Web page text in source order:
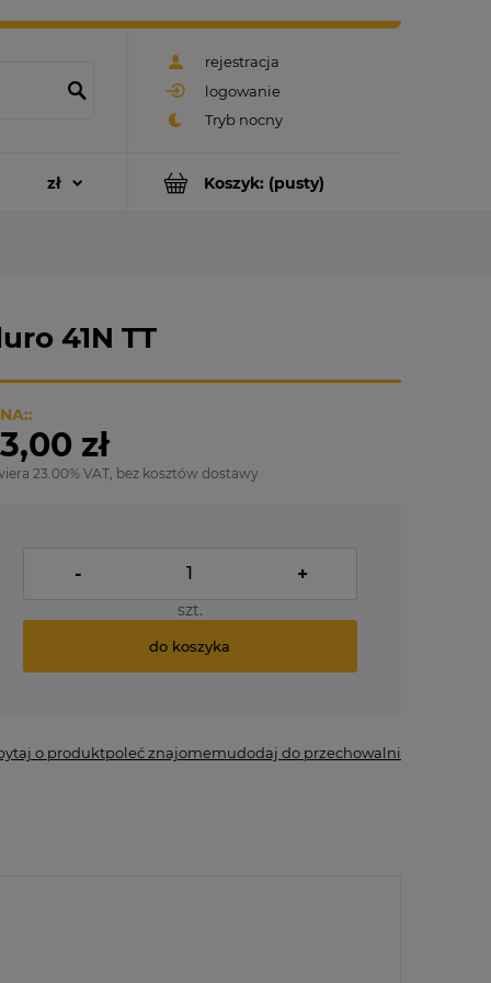
rejestracja
logowanie
Koszyk: (pusty)
41N TT
zł
23.00% VAT, bez kosztów dostawy
- +
szt.
do koszyka
o produktpoleć znajomemudodaj do przechowalni